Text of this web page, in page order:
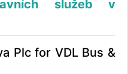
služeb v
Plc for VDL Bus &